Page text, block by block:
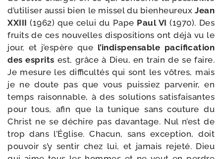
d’utiliser aus­si bien le mis­sel du bien­heu­reux Jean
XXIII (1962) que celui du Pape Paul VI (1970). Des
fruits de ces nou­velles dis­po­si­tions ont déjà vu le
jour, et j’espère que l’indispensable paci­fi­ca­tion
des esprits est, grâce à Dieu, en train de se faire.
Je mesure les dif­fi­cul­tés qui sont les vôtres, mais
je ne doute pas que vous puis­siez par­ve­nir, en
temps rai­son­nable, à des solu­tions satis­fai­santes
pour tous, afin que la tunique sans cou­ture du
Christ ne se déchire pas davan­tage. Nul n’est de
trop dans l’Église. Chacun, sans excep­tion, doit
pou­voir s’y sen­tir chez lui, et jamais reje­té. Dieu